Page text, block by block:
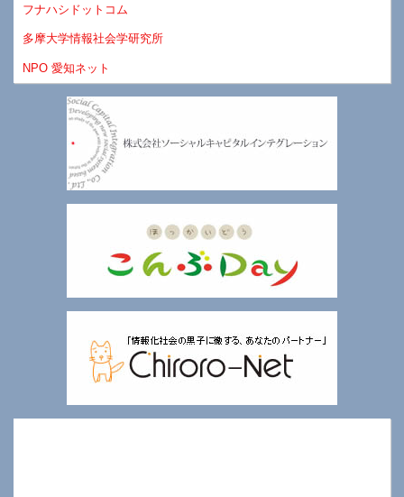
フナハシドットコム
多摩大学情報社会学研究所
NPO 愛知ネット